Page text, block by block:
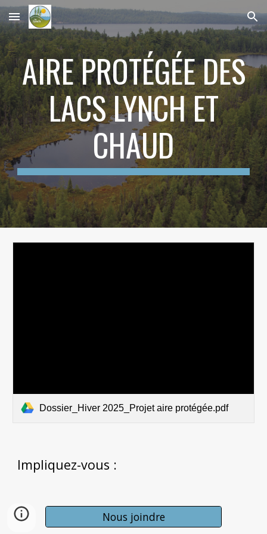
Skip to main content Skip to navigation
AIRE PROTÉGÉE DES
LACS LYNCH ET
CHAUD
Dossier_Hiver 2025_Projet aire protégée.pdf
Impliquez-vous :
Nous joindre